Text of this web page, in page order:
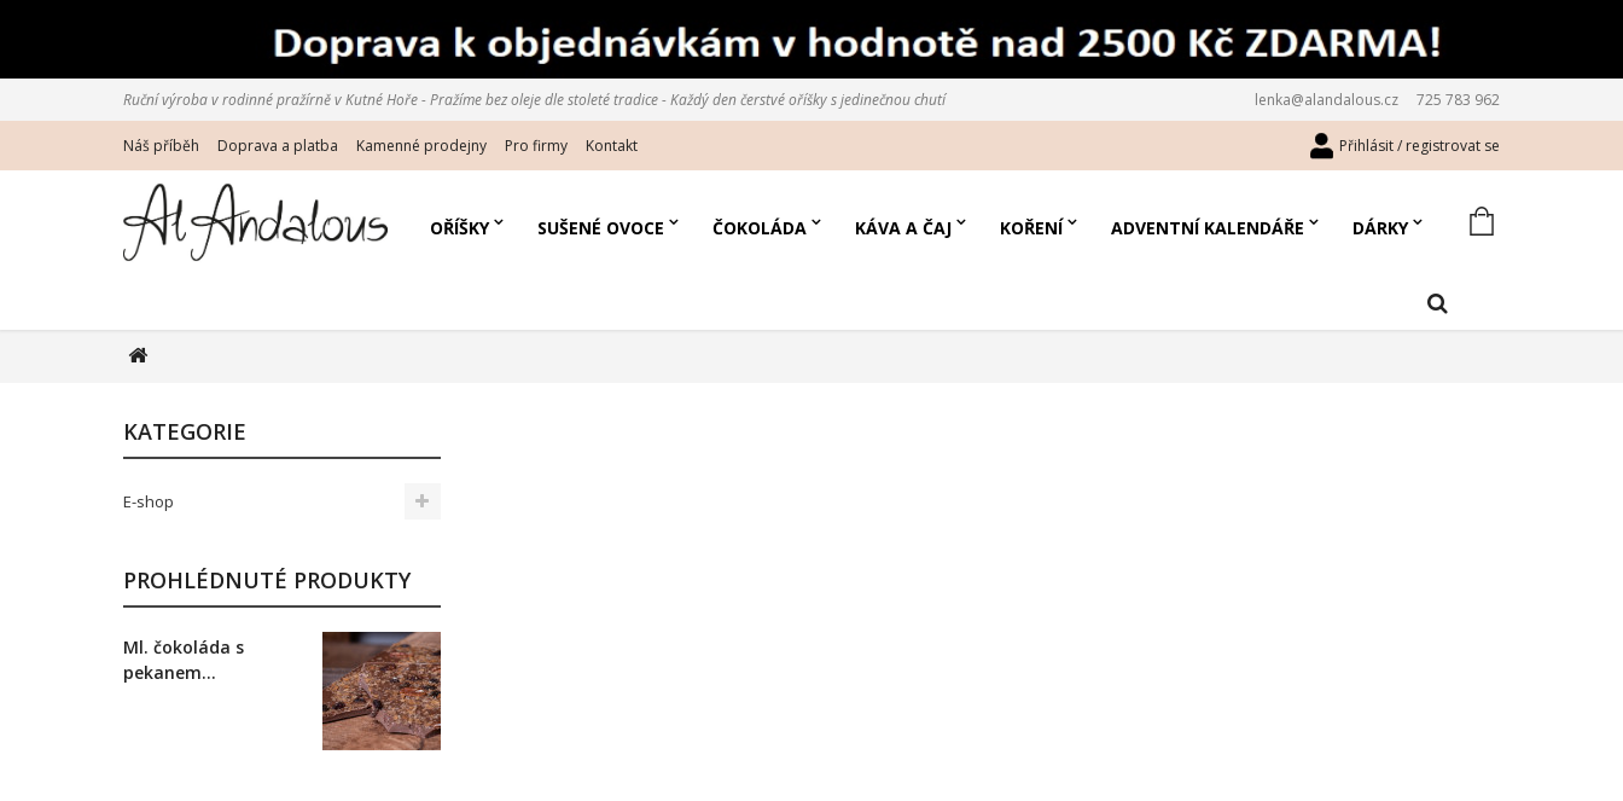
lenka@alandalous.cz 725 783 962
Ruční výroba v rodinné pražírně v Kutné Hoře - Pražíme bez oleje dle stoleté tradice - Každý den čerstvé oříšky s jedinečnou chutí
Přihlásit / registrovat se
Náš příběh Doprava a platba Kamenné prodejny Pro firmy Kontakt
OŘÍŠKY SUŠENÉ OVOCE ČOKOLÁDA KÁVA A ČAJ KOŘENÍ ADVENTNÍ KALENDÁŘE DÁRKY
KATEGORIE
E-shop
PROHLÉDNUTÉ PRODUKTY
Ml. čokoláda s
pekanem...